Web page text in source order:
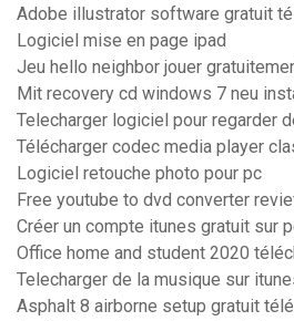
Adobe illustrator software gratuit
Logiciel mise en page ipad
Jeu hello neighbor jouer
Mit recovery cd windows 7 neu
Telecharger logiciel pour regarder
Télécharger codec media player
Logiciel retouche photo pour pc
Free youtube to dvd converter
Créer un compte itunes gratuit sur
Office home and student 2020
Telecharger de la musique sur
Asphalt 8 airborne setup gratuit